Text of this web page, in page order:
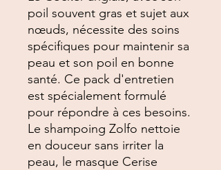
poil souvent gras et sujet aux
nœuds, nécessite des soins
spécifiques pour maintenir sa
peau et son poil en bonne
santé. Ce pack d'entretien
est spécialement formulé
pour répondre à ces besoins.
Le shampoing Zolfo nettoie
en douceur sans irriter la
peau, le masque Cerise